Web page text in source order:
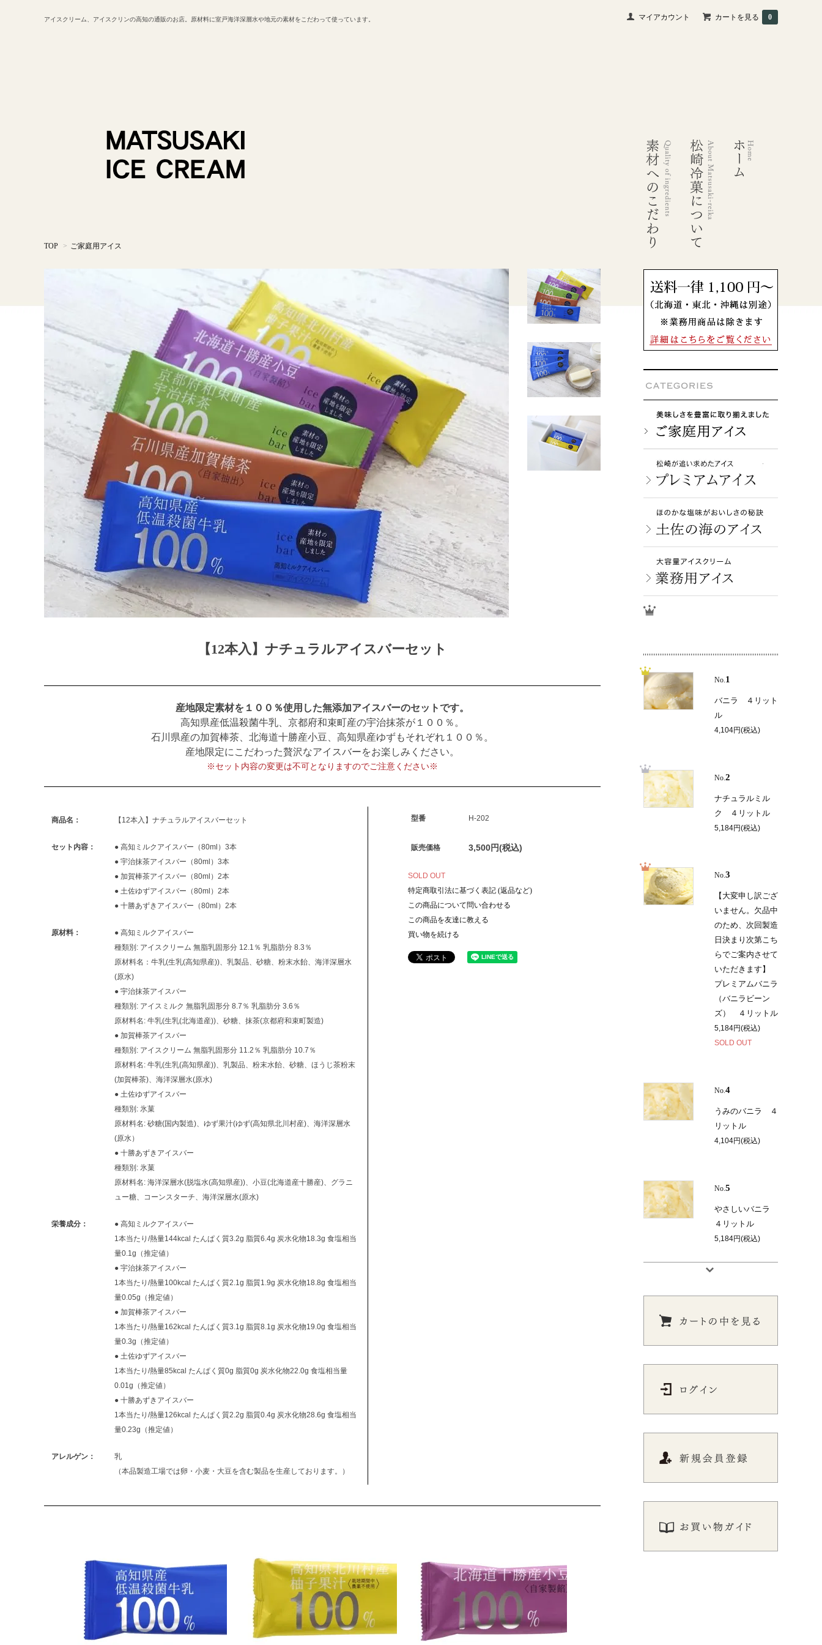
マイアカウント カートを見る 0
アイスクリーム、アイスクリンの高知の通販のお店。原材料に室戸海洋深層水や地元の素材をこだわって使っています。
素材へのこだわり松崎冷菓について
TOP > ご家庭用アイス
【12本入】ナチュラルアイスバーセット
産地限定素材を１００％使用した無添加アイスバーのセットです。
高知県産低温殺菌牛乳、京都府和束町産の宇治抹茶が１００％。
石川県産の加賀棒茶、北海道十勝産小豆、高知県産ゆずもそれぞれ１００％。
産地限定にこだわった贅沢なアイスバーをお楽しみください。
※セット内容の変更は不可となりますのでご注意ください※
商品名： 【12本入】ナチュラルアイスバーセット
セット内容：
● 高知ミルクアイスバー（80ml）3本
● 宇治抹茶アイスバー（80ml）3本
● 加賀棒茶アイスバー（80ml）2本
● 土佐ゆずアイスバー（80ml）2本
● 十勝あずきアイスバー（80ml）2本
原材料：
● 高知ミルクアイスバー
種類別: アイスクリーム 無脂乳固形分 12.1％ 乳脂肪分 8.3％
原材料名：牛乳(生乳(高知県産))、乳製品、砂糖、粉末水飴、海洋深層水
(原水)
● 宇治抹茶アイスバー
種類別: アイスミルク 無脂乳固形分 8.7％ 乳脂肪分 3.6％
原材料名: 牛乳(生乳(北海道産))、砂糖、抹茶(京都府和束町製造)
● 加賀棒茶アイスバー
種類別: アイスクリーム 無脂乳固形分 11.2％ 乳脂肪分 10.7％
原材料名: 牛乳(生乳(高知県産))、乳製品、粉末水飴、砂糖、ほうじ茶粉末
(加賀棒茶)、海洋深層水(原水)
● 土佐ゆずアイスバー
種類別: 氷菓
原材料名: 砂糖(国内製造)、ゆず果汁(ゆず(高知県北川村産)、海洋深層水
(原水）
● 十勝あずきアイスバー
種類別: 氷菓
原材料名: 海洋深層水(脱塩水(高知県産))、小豆(北海道産十勝産)、グラニ
ュー糖、コーンスターチ、海洋深層水(原水)
栄養成分：
● 高知ミルクアイスバー
1本当たり/熱量144kcal たんぱく質3.2g 脂質6.4g 炭水化物18.3g 食塩相当
量0.1g（推定値）
● 宇治抹茶アイスバー
1本当たり/熱量100kcal たんぱく質2.1g 脂質1.9g 炭水化物18.8g 食塩相当
量0.05g（推定値）
● 加賀棒茶アイスバー
1本当たり/熱量162kcal たんぱく質3.1g 脂質8.1g 炭水化物19.0g 食塩相当
量0.3g（推定値）
● 土佐ゆずアイスバー
1本当たり/熱量85kcal たんぱく質0g 脂質0g 炭水化物22.0g 食塩相当量
0.01g（推定値）
● 十勝あずきアイスバー
1本当たり/熱量126kcal たんぱく質2.2g 脂質0.4g 炭水化物28.6g 食塩相当
量0.23g（推定値）
アレルゲン：
乳
（本品製造工場では卵・小麦・大豆を含む製品を生産しております。）
型番 H-202
販売価格 3,500円(税込)
SOLD OUT
特定商取引法に基づく表記 (返品など)
この商品について問い合わせる
この商品を友達に教える
買い物を続ける
No. 1
バニラ ４リット
ル
4,104円(税込)
No. 2
ナチュラルミル
ク ４リットル
5,184円(税込)
No.3
【大変申し訳ござ
いません。欠品中
のため、次回製造
日決まり次第こち
らでご案内させて
いただきます】
プレミアムバニラ
（バニラビーン
ズ） ４リットル
5,184円(税込)
SOLD OUT
No.4
うみのバニラ ４
リットル
4,104円(税込)
No.5
やさしいバニラ
４リットル
5,184円(税込)